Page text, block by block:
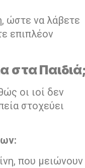
ώστε να λάβετε
επιπλέον
στα Παιδιά;
οι ιοί δεν
στοχεύει
που μειώνουν